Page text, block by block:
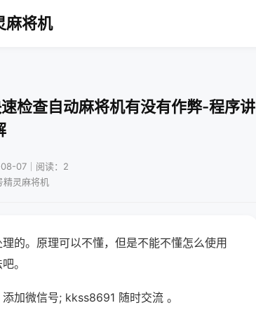
麻将机
检查自动麻将机有没有作弊-程序讲
07｜阅读：2
精灵麻将机
的。原理可以不懂，但是不能不懂怎么使用
。
加微信号; kkss8691 随时交流 。